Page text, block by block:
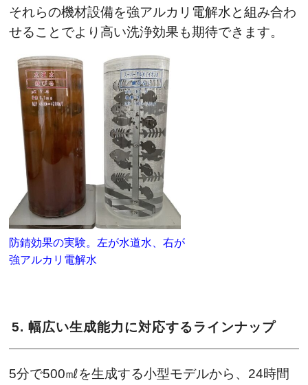
それらの機材設備を強アルカリ電解水と組み合わ
せることでより高い洗浄効果も期待できます。
防錆効果の実験。左が水道水、右が
強アルカリ電解水
5. 幅広い生成能力に対応するラインナップ
5分で500㎖を生成する小型モデルから、24時間